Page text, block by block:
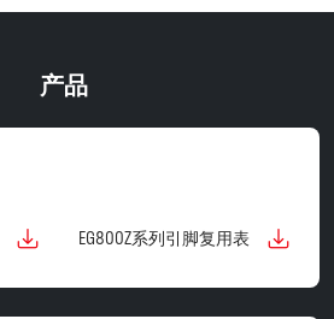
产品
EG800Z系列引脚复用表